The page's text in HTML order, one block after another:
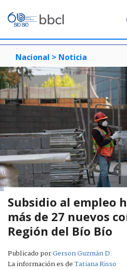
Nacional > Noticia
Subsidio al empleo
más de 27 nuevos
Región del Bío Bío
Publicado porGerson Guzmán D.
La información es deTatiana Risso